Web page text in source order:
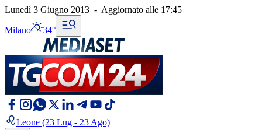
Lunedì 3 Giugno 2013 - Aggiornato alle 17:45
Milano 34°
Leone (23 Lug - 23 Ago)